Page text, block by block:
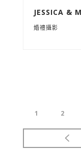
JESSICA &
婚禮攝影
1 2